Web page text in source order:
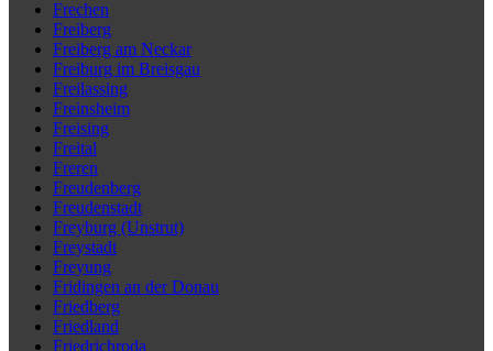
Frechen
Freiberg
Freiberg am Neckar
Freiburg im Breisgau
Freilassing
Freinsheim
Freising
Freital
Freren
Freudenberg
Freudenstadt
Freyburg (Unstrut)
Freystadt
Freyung
Fridingen an der Donau
Friedberg
Friedland
Friedrichroda